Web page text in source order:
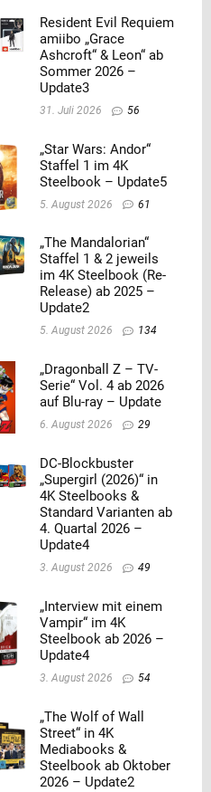
Resident Evil Requiem
amiibo „Grace
Ashcroft“ & Leon“ ab
Sommer 2026 –
Update3
31. Juli 2026 56
„Star Wars: Andor“
Staffel 1 im 4K
Steelbook – Update5
5. August 2026 61
„The Mandalorian“
Staffel 1 & 2 jeweils
im 4K Steelbook (Re-
Release) ab 2025 –
Update2
5. August 2026 134
„Dragonball Z – TV-
Serie“ Vol. 4 ab 2026
auf Blu-ray – Update
6. August 2026 29
DC-Blockbuster
„Supergirl (2026)“ in
4K Steelbooks &
Standard Varianten ab
4. Quartal 2026 –
Update4
3. August 2026 49
„Interview mit einem
Vampir“ im 4K
Steelbook ab 2026 –
Update4
3. August 2026 54
„The Wolf of Wall
Street“ in 4K
Mediabooks &
Steelbook ab Oktober
2026 – Update2